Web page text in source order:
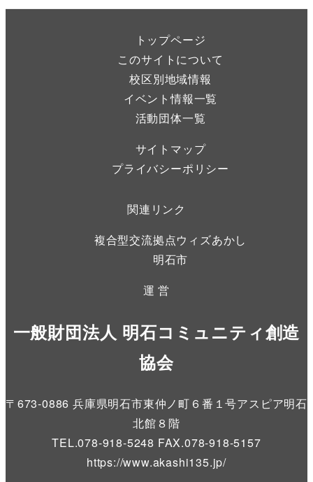
トップページ
このサイトについて
校区別地域情報
イベント情報一覧
活動団体一覧
サイトマップ
プライバシーポリシー
関連リンク
複合型交流拠点ウィズあかし
明石市
運 営
一般財団法人 明石コミュニティ創造
協会
〒673-0886 兵庫県明石市東仲ノ町６番１号アスピア明石
北館８階
TEL.078-918-5248 FAX.078-918-5157
https://www.akashi135.jp/